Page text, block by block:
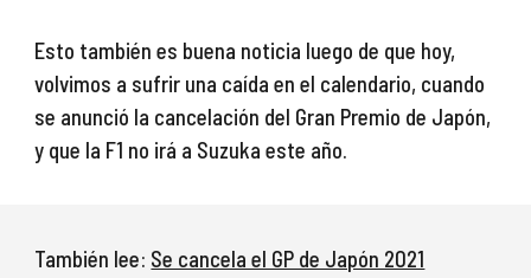
Esto también es buena noticia luego de que hoy,
volvimos a sufrir una caída en el calendario, cuando
se anunció la cancelación del Gran Premio de Japón,
y que la F1 no irá a Suzuka este año.
También lee: Se cancela el GP de Japón 2021